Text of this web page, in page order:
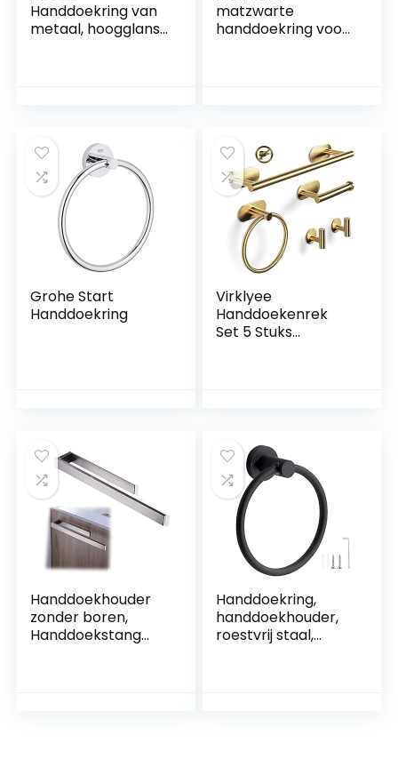
Handdoekring van
metaal, hoogglans
plan
matzwarte
handdoekring voor
Heavy Duty Modern
roestvrijstalen
handdoekrek voor
badkamer |
Badkamer
handdoekhouder
Grohe Start
Handdoekring
Virklyee
Handdoekenrek
Set 5 Stuks
Geen Boren Nodig
Wandmontage
Zelfklevend
Badkameraccessoi
res (Goud)
Handdoekhouder
zonder boren,
Handdoekstang
Handdoekring,
handdoekhouder,
roestvrij staal,